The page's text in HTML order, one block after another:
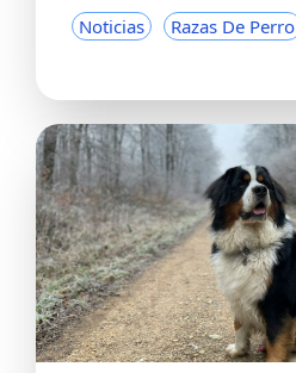
Noticias Razas De Perro